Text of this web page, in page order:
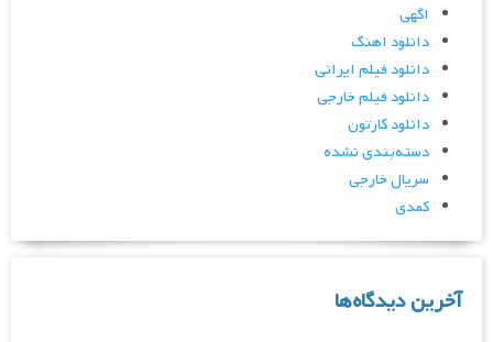
اگهی
دانلود اهنگ
دانلود فیلم ایرانی
دانلود فیلم خارجی
دانلود کارتون
دسته‌بندی نشده
سریال خارجی
کمدی
آخرین دیدگاه‌ها